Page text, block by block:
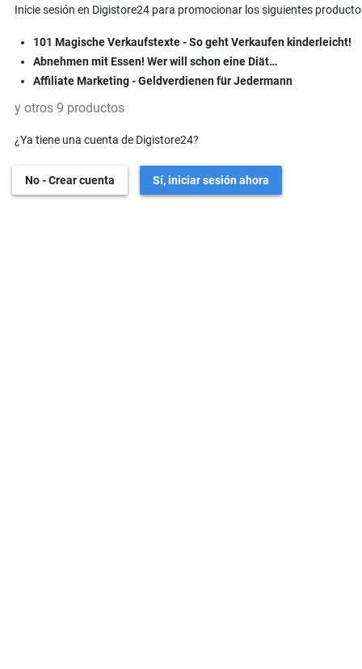
Inicie sesión en Digistore24 para promocionar los siguientes
101 Magische Verkaufstexte - So geht Verkaufen kinderleicht!
Abnehmen mit Essen! Wer will schon eine Diät…
Affiliate Marketing - Geldverdienen für Jedermann
y otros 9 productos
¿Ya tiene una cuenta de Digistore24?
No - Crear cuenta Sí, iniciar sesión ahora